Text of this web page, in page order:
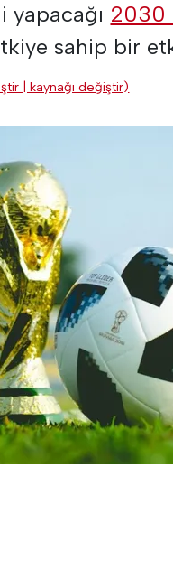
yapacağı 2030
sahip bir
| kaynağı değiştir)